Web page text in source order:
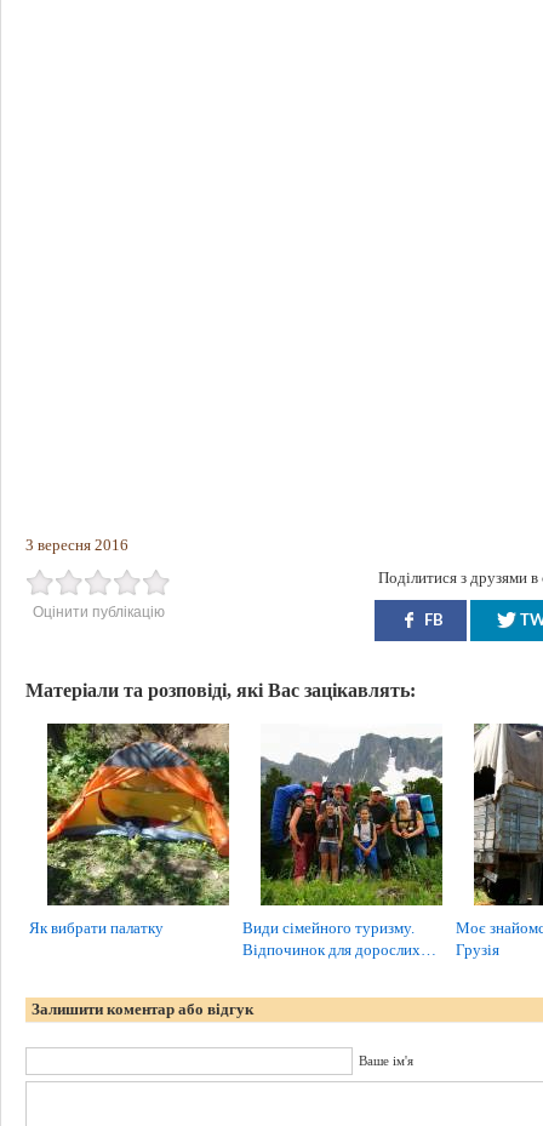
3 вересня 2016
Оцінити публікацію
Поділитися з друзями
FB
Матеріали та розповіді, які Вас зацікавлять:
Як вибрати палатку
Види сімейного туризму.
Відпочинок для дорослих…
Моє
Грузія
Залишити коментар або відгук
Ваше ім'я